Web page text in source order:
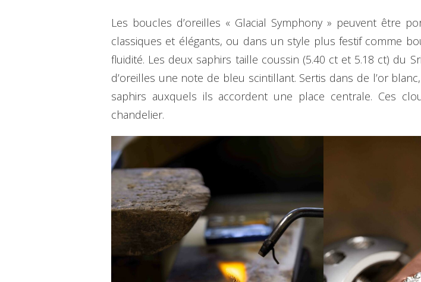
Les boucles d’oreilles « Glacial Symphony » peuvent être
classiques et élégants, ou dans un style plus festif comme
fluidité. Les deux saphirs taille coussin (5.40 ct et 5.18 ct) du
d’oreilles une note de bleu scintillant. Sertis dans de l’or
saphirs auxquels ils accordent une place centrale. Ces
chandelier.